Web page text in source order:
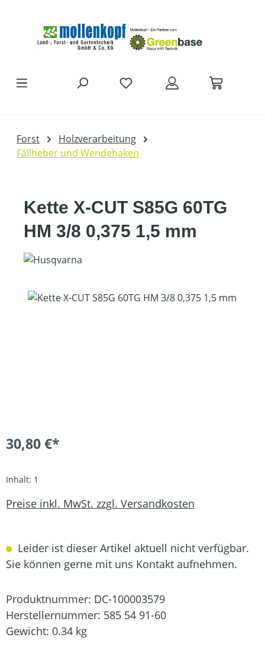
Forst
Holzverarbeitung
Fällheber und Wendehaken
Kette X-CUT S85G 60TG
HM 3/8 0,375 1,5 mm
Bildergalerie überspringen
30,80 €*
Inhalt: 1
Preise inkl. MwSt. zzgl. Versandkosten
Leider ist dieser Artikel aktuell nicht verfügbar.
Sie können gerne mit uns Kontakt aufnehmen.
Produktnummer: DC-100003579
Herstellernummer: 585 54 91-60
Gewicht: 0.34 kg